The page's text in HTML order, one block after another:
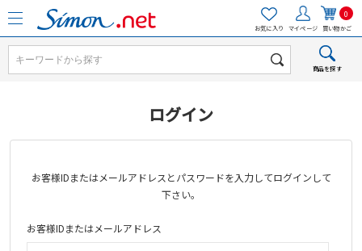
お気に入り マイページ
0
買い物かご
商品を探す
ログイン
お客様IDまたはメールアドレス とパスワードを入力してログインして
下さい。
お客様IDまたはメールアドレス